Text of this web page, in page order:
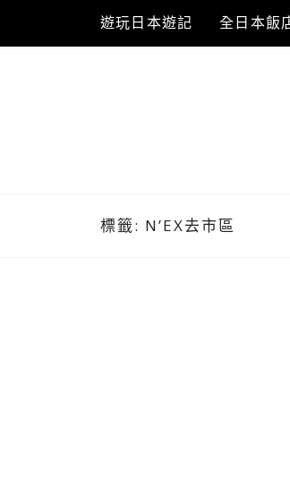
content
遊玩日本遊記 全日本飯
標籤: N’EX去市區